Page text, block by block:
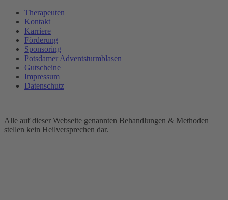
Therapeuten
Kontakt
Karriere
Förderung
Sponsoring
Potsdamer Adventsturmblasen
Gutscheine
Impressum
Datenschutz
Alle auf dieser Webseite genannten Behandlungen & Methoden
stellen kein Heilversprechen dar.